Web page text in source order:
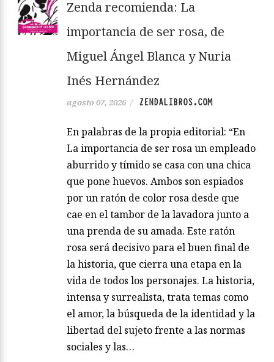
Zenda recomienda: La
importancia de ser rosa, de
Miguel Ángel Blanca y Nuria
Inés Hernández
agosto 07, 2026 / ZENDALIBROS.COM
En palabras de la propia editorial: “En
La importancia de ser rosa un empleado
aburrido y tímido se casa con una chica
que pone huevos. Ambos son espiados
por un ratón de color rosa desde que
cae en el tambor de la lavadora junto a
una prenda de su amada. Este ratón
rosa será decisivo para el buen final de
la historia, que cierra una etapa en la
vida de todos los personajes. La historia,
intensa y surrealista, trata temas como
el amor, la búsqueda de la identidad y la
libertad del sujeto frente a las normas
sociales y las…